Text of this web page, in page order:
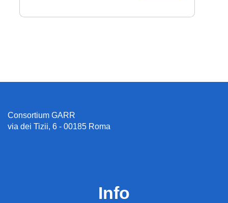
Consortium GARR
via dei Tizii, 6 - 00185 Roma
Info